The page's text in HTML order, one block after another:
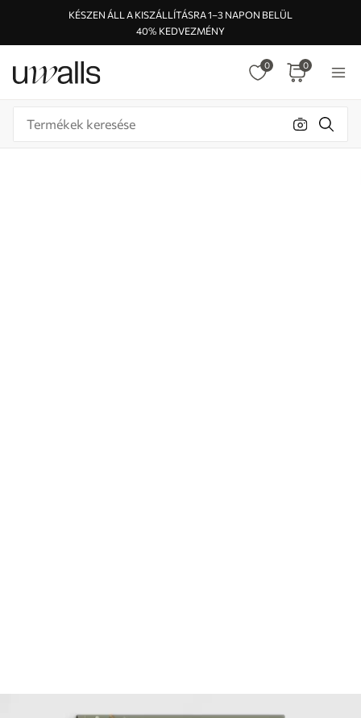
KÉSZEN ÁLL A KISZÁLLÍTÁSRA 1–3 NAPON BELÜL
40% KEDVEZMÉNY
0 0